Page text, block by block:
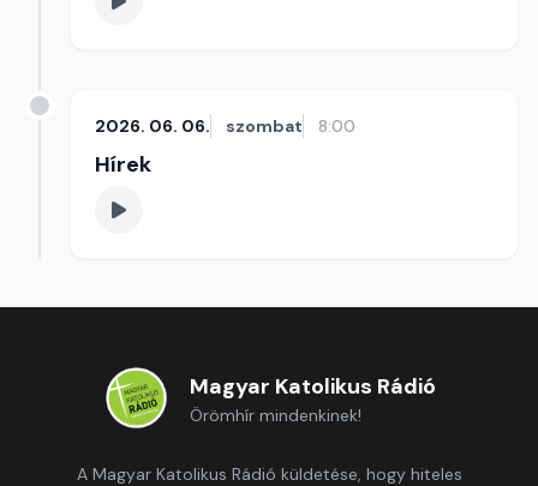
2026. 06. 06. szombat 8:00
Hírek
Magyar Katolikus Rádió
Örömhír mindenkinek!
A Magyar Katolikus Rádió küldetése, hogy hiteles